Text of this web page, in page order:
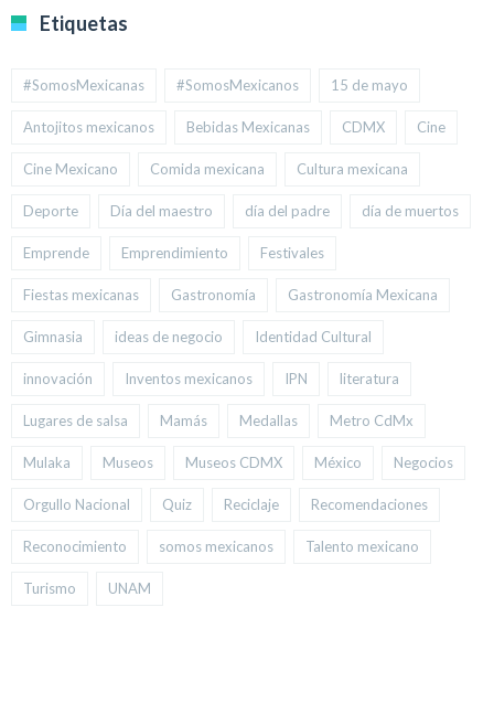
Etiquetas
#SomosMexicanas #SomosMexicanos 15 de mayo
Antojitos mexicanos Bebidas Mexicanas CDMX Cine
Cine Mexicano Comida mexicana Cultura mexicana
Deporte Día del maestro día del padre día de muertos
Emprende Emprendimiento Festivales
Fiestas mexicanas Gastronomía Gastronomía Mexicana
Gimnasia ideas de negocio Identidad Cultural
innovación Inventos mexicanos IPN literatura
Lugares de salsa Mamás Medallas Metro CdMx
Mulaka Museos Museos CDMX México Negocios
Orgullo Nacional Quiz Reciclaje Recomendaciones
Reconocimiento somos mexicanos Talento mexicano
Turismo UNAM